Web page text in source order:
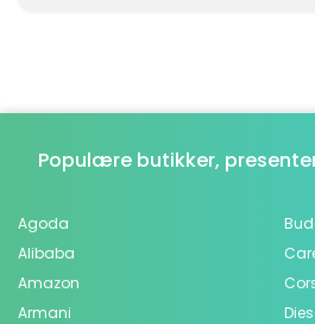
Populære butikker,
Agoda
Alibaba
Amazon
Armani